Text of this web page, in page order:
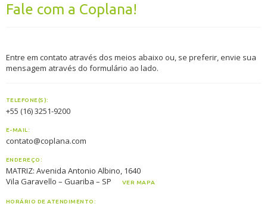
Fale com a Coplana!
Entre em contato através dos meios abaixo ou, se preferir, envie sua
mensagem através do formulário ao lado.
TELEFONE(S):
+55 (16) 3251-9200
E-MAIL:
contato@coplana.com
ENDEREÇO:
MATRIZ: Avenida Antonio Albino, 1640
Vila Garavello – Guariba – SP
VER MAPA
HORÁRIO DE ATENDIMENTO: